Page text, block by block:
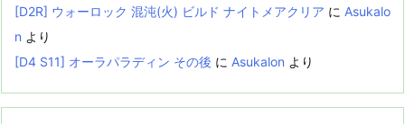
[D2R] ウォーロック 混沌(火) ビルド ナイトメアクリア に Asukalo
n より
[D4 S11] オーラパラディン その後 に Asukalon より